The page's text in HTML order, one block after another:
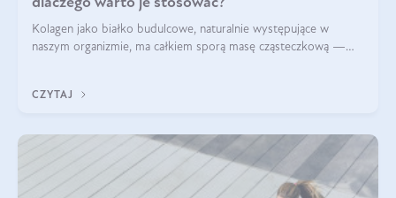
Kolagen jako białko budulcowe, naturalnie występujące w
naszym organizmie, ma całkiem sporą masę cząsteczkową —
bardziej biodostępny
CZYTAJ